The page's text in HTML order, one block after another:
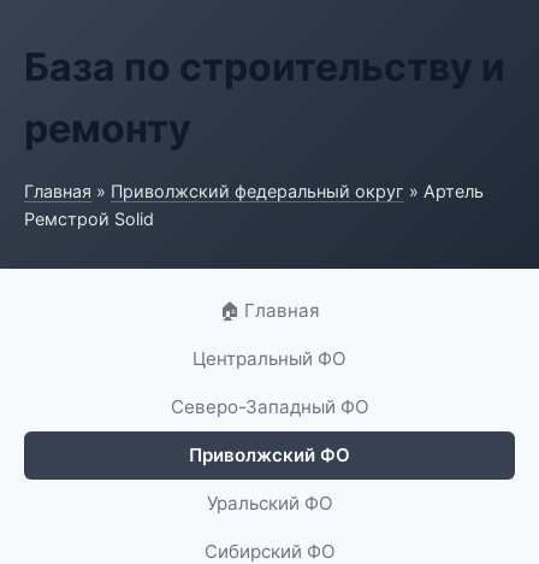
База по строительству и
ремонту
Главная » Приволжский федеральный округ » Артель
Ремстрой Solid
🏠 Главная
Центральный ФО
Северо-Западный ФО
Приволжский ФО
Уральский ФО
Сибирский ФО